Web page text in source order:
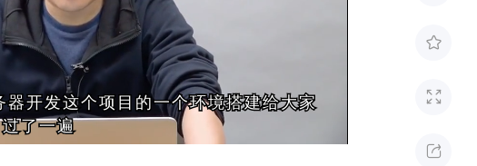



开发这个项目的一个环境搭建给大家
过了一遍
开发这个项目的一个环境搭建给大家
过了一遍